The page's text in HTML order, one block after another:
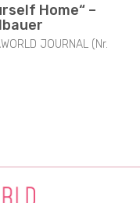
Home“ –
JOURNAL (Nr.